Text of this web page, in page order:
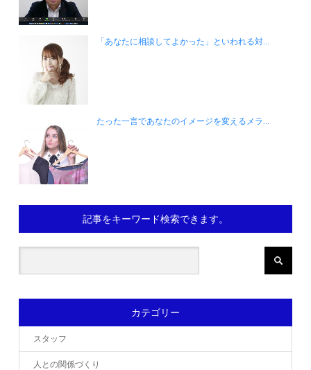
「あなたに相談してよかった」といわれる対...
たった一言であなたのイメージを変えるメラ...
記事をキーワード検索できます。
カテゴリー
スタッフ
人との関係づくり